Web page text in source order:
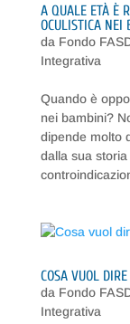
A QUALE ETÀ È
OCULISTICA NEI
da Fondo
Integrativa
Quando è
nei bambini?
dipende molto
dalla sua
COSA VUOL
da Fondo
Integrativa